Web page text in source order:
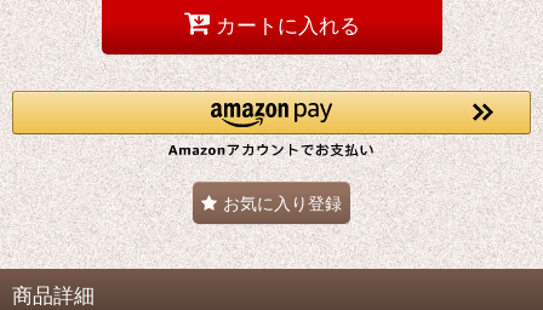
カートに入れる
お気に入り登録
商品詳細